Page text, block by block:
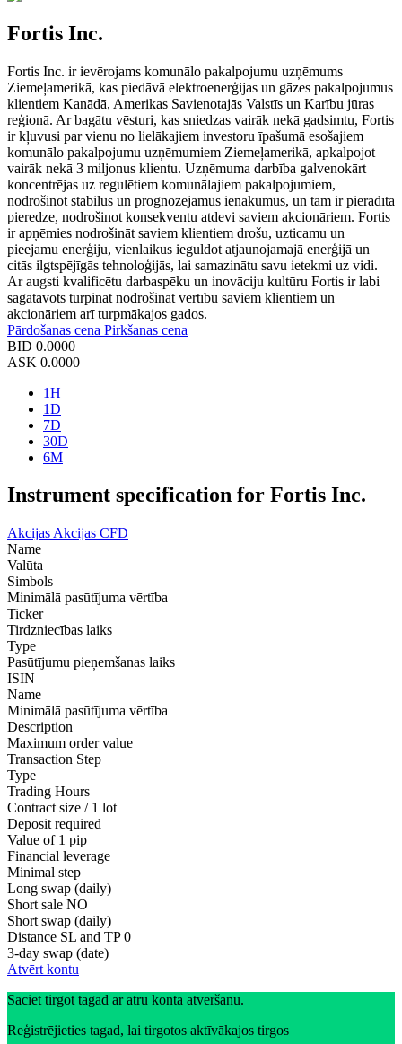
Fortis Inc.
Fortis Inc. ir ievērojams komunālo pakalpojumu uzņēmums
Ziemeļamerikā, kas piedāvā elektroenerģijas un gāzes pakalpojumus
klientiem Kanādā, Amerikas Savienotajās Valstīs un Karību jūras
reģionā. Ar bagātu vēsturi, kas sniedzas vairāk nekā gadsimtu, Fortis
ir kļuvusi par vienu no lielākajiem investoru īpašumā esošajiem
komunālo pakalpojumu uzņēmumiem Ziemeļamerikā, apkalpojot
vairāk nekā 3 miljonus klientu. Uzņēmuma darbība galvenokārt
koncentrējas uz regulētiem komunālajiem pakalpojumiem,
nodrošinot stabilus un prognozējamus ienākumus, un tam ir pierādīta
pieredze, nodrošinot konsekventu atdevi saviem akcionāriem. Fortis
ir apņēmies nodrošināt saviem klientiem drošu, uzticamu un
pieejamu enerģiju, vienlaikus ieguldot atjaunojamajā enerģijā un
citās ilgtspējīgās tehnoloģijās, lai samazinātu savu ietekmi uz vidi.
Ar augsti kvalificētu darbaspēku un inovāciju kultūru Fortis ir labi
sagatavots turpināt nodrošināt vērtību saviem klientiem un
akcionāriem arī turpmākajos gados.
Pārdošanas cena Pirkšanas cena
BID 0.0000
ASK 0.0000
1H
1D
7D
30D
6M
Instrument specification for Fortis Inc.
Akcijas Akcijas CFD
Name
Valūta
Simbols
Minimālā pasūtījuma vērtība
Ticker
Tirdzniecības laiks
Type
Pasūtījumu pieņemšanas laiks
ISIN
Name
Minimālā pasūtījuma vērtība
Description
Maximum order value
Transaction Step
Type
Trading Hours
Contract size / 1 lot
Deposit required
Value of 1 pip
Financial leverage
Minimal step
Long swap (daily)
Short sale NO
Short swap (daily)
Distance SL and TP 0
3-day swap (date)
Atvērt kontu
Sāciet tirgot tagad ar ātru konta atvēršanu.
Reģistrējieties tagad, lai tirgotos aktīvākajos tirgos